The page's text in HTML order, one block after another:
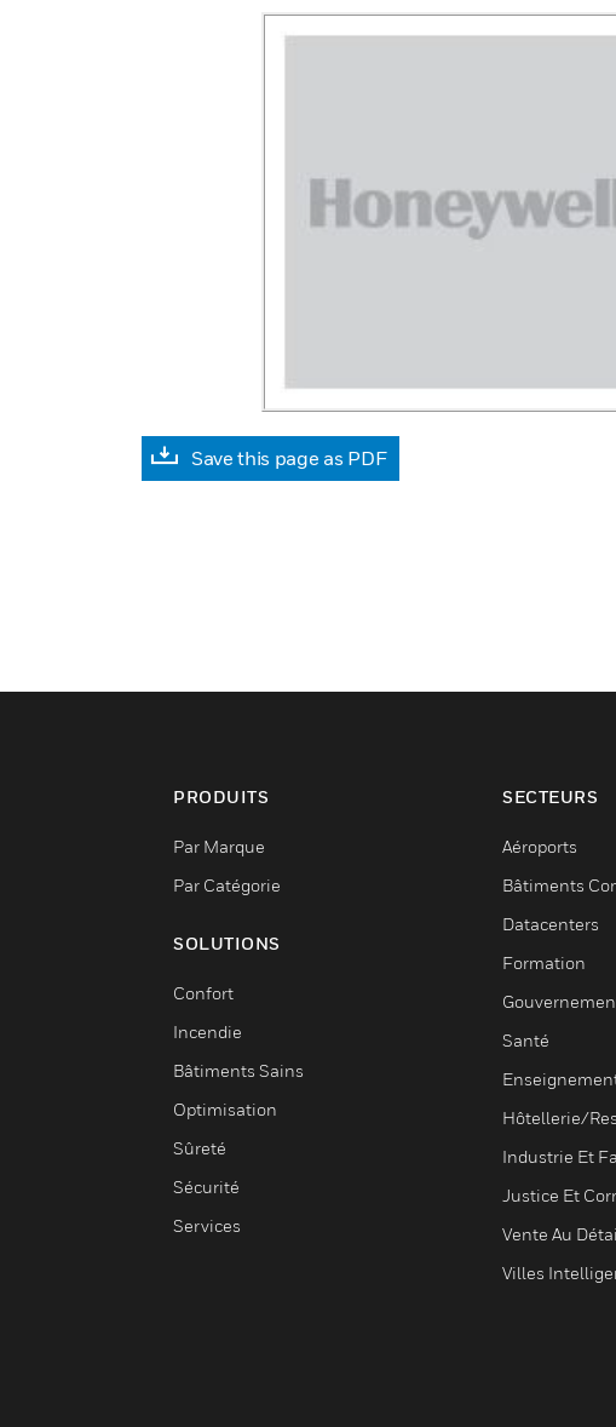
Save this page as PDF
PRODUITS
Par Marque
Par Catégorie
SOLUTIONS
Confort
Incendie
Bâtiments Sains
Optimisation
Sûreté
Sécurité
Services
SECTEURS
Aéroports
Bâtiments
Datacenters
Formation
Santé
Hôtellerie/
Industrie Et
Justice Et
Vente Au
Villes